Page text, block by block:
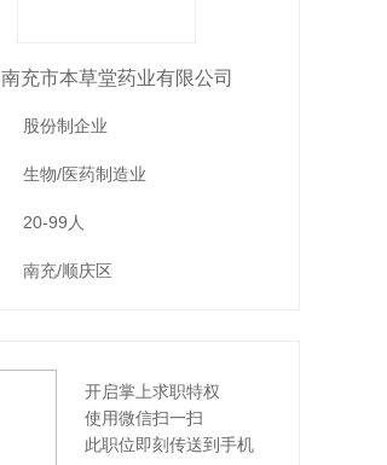
南充市本草堂药业有限公司
股份制企业
生物/医药制造业
20-99人
南充/顺庆区
开启掌上求职特权
使用微信扫一扫
此职位即刻传送到手机